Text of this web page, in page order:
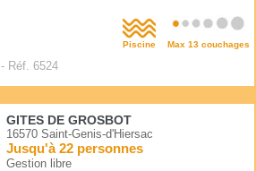
Piscine Max 13 couchages
- Réf. 6524
GITES DE GROSBOT
16570 Saint-Genis-d'Hiersac
Jusqu'à 22 personnes
Gestion libre